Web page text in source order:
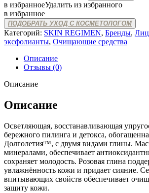
в избранноеУдалить из избранного
в избранное
ПОДОБРАТЬ УХОД С КОСМЕТОЛОГОМ
Категорий: SKIN REGIMEN, Бренды,
эксфолианты, Очищающие средства
Описание
Отзывы (0)
Описание
Описание
Осветляющая, восстанавливающая
бережного пилинга и детокса,
Долголетия™, с двумя видами глины.
минералами, обеспечивает
сохраняет молодость. Розовая глина
увлажнённость кожи и придает сияние.
впитывающих свойств обеспечивает
защиту кожи.